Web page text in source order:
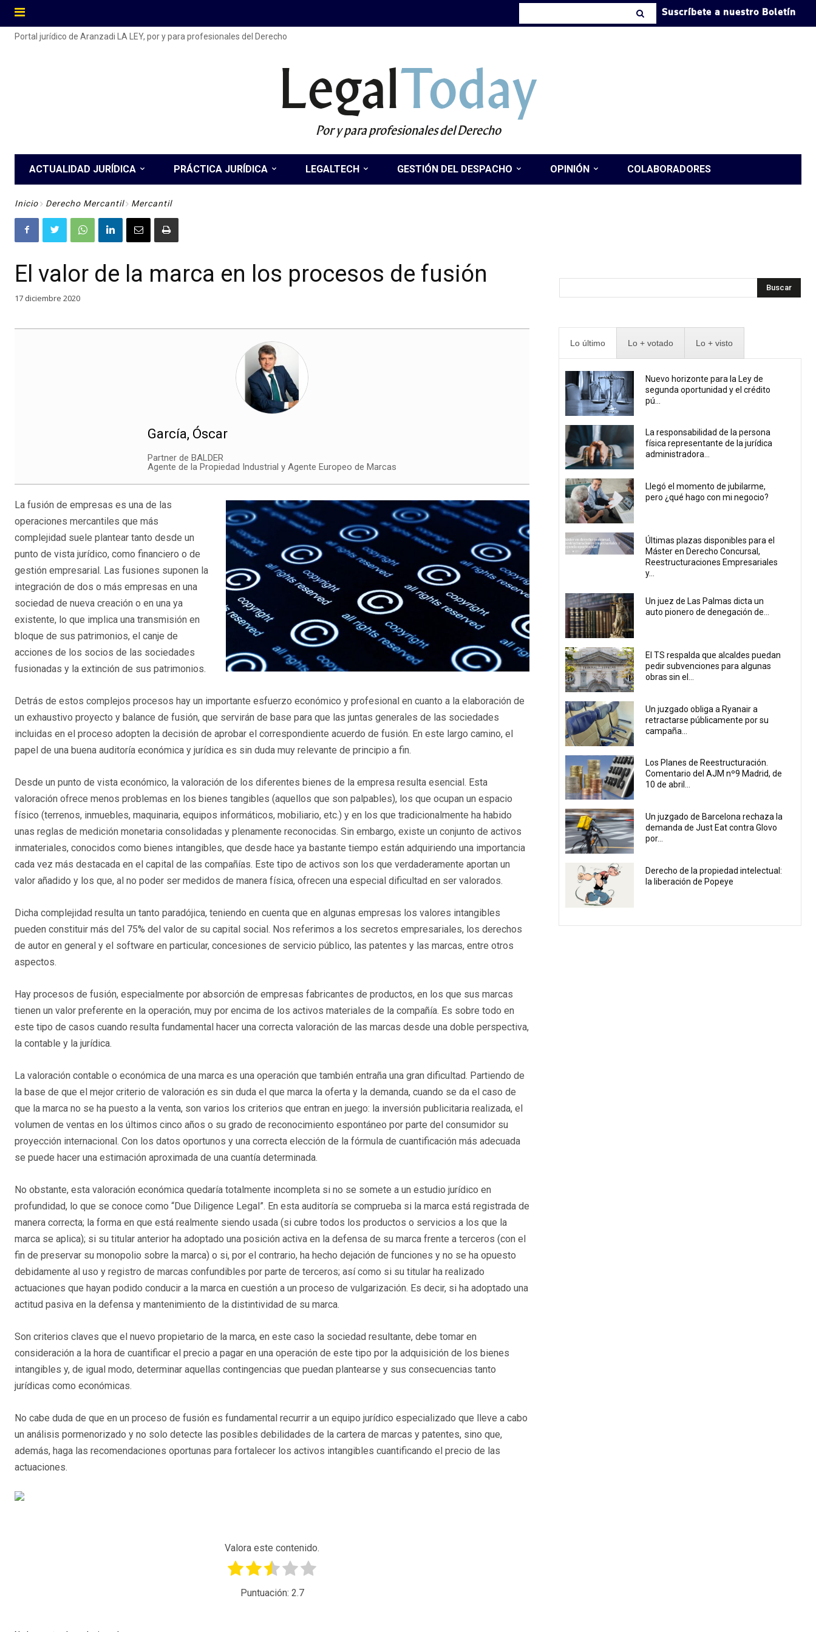
Suscríbete a nuestro Boletín
Portal jurídico de Aranzadi LA LEY, por y para profesionales del Derecho
LegalToday
Por y para profesionales del Derecho
ACTUALIDAD JURÍDICA PRÁCTICA JURÍDICA LEGALTECH GESTIÓN DEL DESPACHO OPINIÓN COLABORADORES
Inicio Derecho Mercantil Mercantil
El valor de la marca en los procesos de fusión
17 diciembre 2020
García, Óscar
Partner de BALDER
Agente de la Propiedad Industrial y Agente Europeo de Marcas
La fusión de empresas es una de las
operaciones mercantiles que más
complejidad suele plantear tanto desde un
punto de vista jurídico, como financiero o de
gestión empresarial. Las fusiones suponen la
integración de dos o más empresas en una
sociedad de nueva creación o en una ya
existente, lo que implica una transmisión en
bloque de sus patrimonios, el canje de
acciones de los socios de las sociedades
fusionadas y la extinción de sus patrimonios.
Detrás de estos complejos procesos hay un importante esfuerzo económico y profesional en cuanto a la elaboración de
un exhaustivo proyecto y balance de fusión, que servirán de base para que las juntas generales de las sociedades
incluidas en el proceso adopten la decisión de aprobar el correspondiente acuerdo de fusión. En este largo camino, el
papel de una buena auditoría económica y jurídica es sin duda muy relevante de principio a fin.
Desde un punto de vista económico, la valoración de los diferentes bienes de la empresa resulta esencial. Esta
valoración ofrece menos problemas en los bienes tangibles (aquellos que son palpables), los que ocupan un espacio
físico (terrenos, inmuebles, maquinaria, equipos informáticos, mobiliario, etc.) y en los que tradicionalmente ha habido
unas reglas de medición monetaria consolidadas y plenamente reconocidas. Sin embargo, existe un conjunto de activos
inmateriales, conocidos como bienes intangibles, que desde hace ya bastante tiempo están adquiriendo una importancia
cada vez más destacada en el capital de las compañías. Este tipo de activos son los que verdaderamente aportan un
valor añadido y los que, al no poder ser medidos de manera física, ofrecen una especial dificultad en ser valorados.
Dicha complejidad resulta un tanto paradójica, teniendo en cuenta que en algunas empresas los valores intangibles
pueden constituir más del 75% del valor de su capital social. Nos referimos a los secretos empresariales, los derechos
de autor en general y el software en particular, concesiones de servicio público, las patentes y las marcas, entre otros
aspectos.
Hay procesos de fusión, especialmente por absorción de empresas fabricantes de productos, en los que sus marcas
tienen un valor preferente en la operación, muy por encima de los activos materiales de la compañía. Es sobre todo en
este tipo de casos cuando resulta fundamental hacer una correcta valoración de las marcas desde una doble perspectiva,
la contable y la jurídica.
La valoración contable o económica de una marca es una operación que también entraña una gran dificultad. Partiendo de
la base de que el mejor criterio de valoración es sin duda el que marca la oferta y la demanda, cuando se da el caso de
que la marca no se ha puesto a la venta, son varios los criterios que entran en juego: la inversión publicitaria realizada, el
volumen de ventas en los últimos cinco años o su grado de reconocimiento espontáneo por parte del consumidor su
proyección internacional. Con los datos oportunos y una correcta elección de la fórmula de cuantificación más adecuada
se puede hacer una estimación aproximada de una cuantía determinada.
No obstante, esta valoración económica quedaría totalmente incompleta si no se somete a un estudio jurídico en
profundidad, lo que se conoce como “Due Diligence Legal”. En esta auditoría se comprueba si la marca está registrada de
manera correcta; la forma en que está realmente siendo usada (si cubre todos los productos o servicios a los que la
marca se aplica); si su titular anterior ha adoptado una posición activa en la defensa de su marca frente a terceros (con el
fin de preservar su monopolio sobre la marca) o si, por el contrario, ha hecho dejación de funciones y no se ha opuesto
debidamente al uso y registro de marcas confundibles por parte de terceros; así como si su titular ha realizado
actuaciones que hayan podido conducir a la marca en cuestión a un proceso de vulgarización. Es decir, si ha adoptado una
actitud pasiva en la defensa y mantenimiento de la distintividad de su marca.
Son criterios claves que el nuevo propietario de la marca, en este caso la sociedad resultante, debe tomar en
consideración a la hora de cuantificar el precio a pagar en una operación de este tipo por la adquisición de los bienes
intangibles y, de igual modo, determinar aquellas contingencias que puedan plantearse y sus consecuencias tanto
jurídicas como económicas.
No cabe duda de que en un proceso de fusión es fundamental recurrir a un equipo jurídico especializado que lleve a cabo
un análisis pormenorizado y no solo detecte las posibles debilidades de la cartera de marcas y patentes, sino que,
además, haga las recomendaciones oportunas para fortalecer los activos intangibles cuantificando el precio de las
actuaciones.
Valora este contenido.
Puntuación: 2.7
Buscar
Lo último Lo + votado Lo + visto
Nuevo horizonte para la Ley de
segunda oportunidad y el crédito
pú...
La responsabilidad de la persona
física representante de la jurídica
administradora...
Llegó el momento de jubilarme,
pero ¿qué hago con mi negocio?
Últimas plazas disponibles para el
Máster en Derecho Concursal,
Reestructuraciones Empresariales
y...
Un juez de Las Palmas dicta un
auto pionero de denegación de...
El TS respalda que alcaldes puedan
pedir subvenciones para algunas
obras sin el...
Un juzgado obliga a Ryanair a
retractarse públicamente por su
campaña...
Los Planes de Reestructuración.
Comentario del AJM nº9 Madrid, de
10 de abril...
Un juzgado de Barcelona rechaza la
demanda de Just Eat contra Glovo
por...
Derecho de la propiedad intelectual:
la liberación de Popeye